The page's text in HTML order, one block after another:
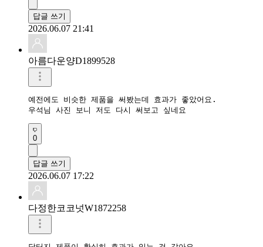
답글 쓰기
2026.06.07 21:41
아름다운양D1899528
예전에도 비슷한 제품을 써봤는데 효과가 좋았어요.
우석님 사진 보니 저도 다시 써보고 싶네요
0
답글 쓰기
2026.06.07 17:22
다정한코코넛W1872258